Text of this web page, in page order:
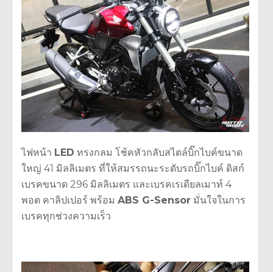
ไฟหน้า LED ทรงกลม โช้คหัวกลับสไตล์บิ๊กไบค์ขนาด
ใหญ่ 41 มิลลิเมตร ที่ให้สมรรถนะระดับรถบิ๊กไบค์ ดิสก์
เบรคขนาด 296 มิลลิเมตร และเบรคเรเดียลเมาท์ 4
พอต คาลิปเปอร์ พร้อม ABS G-Sensor มั่นใจในการ
เบรคทุกช่วงความเร็ว